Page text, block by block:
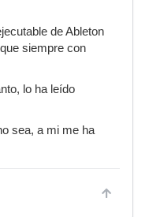
de Ableton
siempre con
lo ha leído
sea, a mi me ha